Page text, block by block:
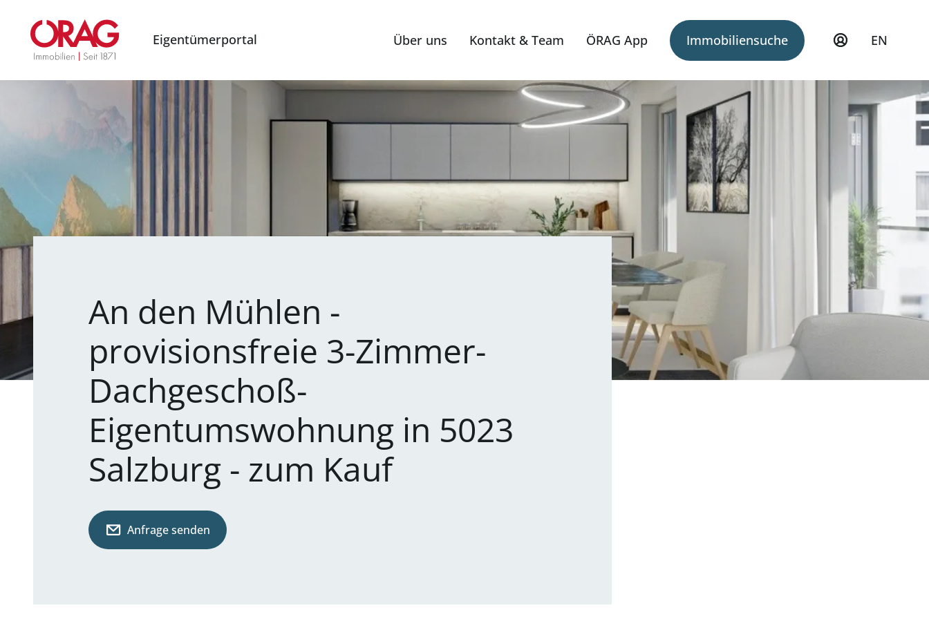
Eigentümerportal Über uns Kontakt & Team ÖRAG App Immobiliensuche EN
An den Mühlen -
provisionsfreie 3-Zimmer-
Dachgeschoß-
Eigentumswohnung in 5023
Salzburg - zum Kauf
Anfrage senden